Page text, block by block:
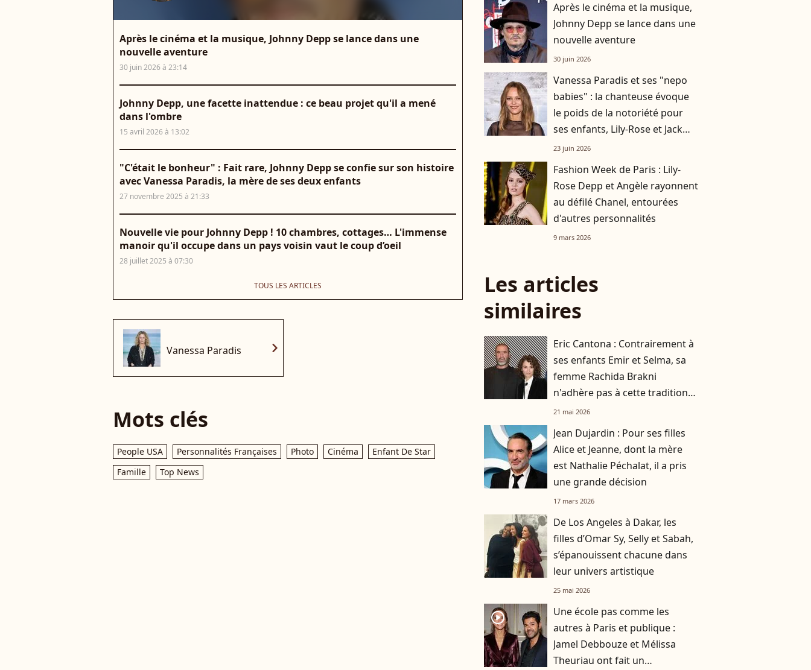
Après le cinéma et la musique, Johnny Depp se lance dans une
nouvelle aventure
30 juin 2026 à 23:14
Johnny Depp, une facette inattendue : ce beau projet qu'il a mené
dans l'ombre
15 avril 2026 à 13:02
"C'était le bonheur" : Fait rare, Johnny Depp se confie sur son histoire
avec Vanessa Paradis, la mère de ses deux enfants
27 novembre 2025 à 21:33
Nouvelle vie pour Johnny Depp ! 10 chambres, cottages… L'immense
manoir qu'il occupe dans un pays voisin vaut le coup d’oeil
28 juillet 2025 à 07:30
TOUS LES ARTICLES
Vanessa Paradis chevron_right
Mots clés
People USA Personnalités Françaises Photo Cinéma
Enfant De Star
Famille
Top News
Après le cinéma et la musique,
Johnny Depp se lance dans une
nouvelle aventure
30 juin 2026
Vanessa Paradis et ses "nepo
babies" : la chanteuse évoque
le poids de la notoriété pour
ses enfants, Lily-Rose et Jack
Depp
23 juin 2026
Fashion Week de Paris : Lily-
Rose Depp et Angèle rayonnent
au défilé Chanel, entourées
d'autres personnalités
9 mars 2026
Les articles
similaires
Eric Cantona : Contrairement à
ses enfants Emir et Selma, sa
femme Rachida Brakni
n'adhère pas à cette tradition
familiale, "je tente de lui faire
21 mai 2026
Jean Dujardin : Pour ses filles
Alice et Jeanne, dont la mère
est Nathalie Péchalat, il a pris
une grande décision
17 mars 2026
De Los Angeles à Dakar, les
filles d’Omar Sy, Selly et Sabah,
s’épanouissent chacune dans
leur univers artistique
25 mai 2026
player2
Une école pas comme les
autres à Paris et publique :
Jamel Debbouze et Mélissa
Theuriau ont fait un